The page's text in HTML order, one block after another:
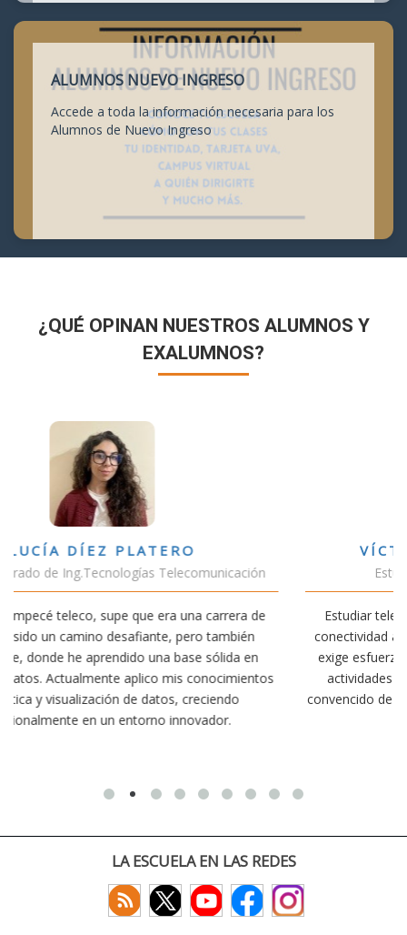
ALUMNOS NUEVO INGRESO
Accede a toda la información necesaria para los
Alumnos de Nuevo Ingreso
¿QUÉ OPINAN NUESTROS ALUMNOS Y
EXALUMNOS?
VÍCTOR SÁNCHEZ VALENCIA
Estudiante Doble Grado Teleco-ADE
Estudiar teleco me ha permitido comprender cómo la
conectividad afecta nuestra vida diaria. Aunque la carrera
exige esfuerzo, he dedicado parte de mi tiempo a otras
actividades como el salvamento y socorrismo. Estoy
convencido de que elegir teleco ha sido una de las mejores
decisiones que he tomado.
LA ESCUELA EN LAS REDES